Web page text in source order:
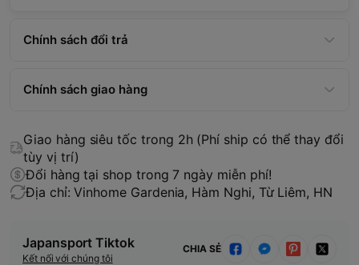
Chính sách đổi trả
Chính sách giao hàng
Giao hàng siêu tốc trong 2h (Phí ship có thể thay đổi
tùy vị trí)
Đổi hàng tại shop trong 7 ngày miễn phí!
Địa chỉ: Vinhome Gardenia, Hàm Nghi, Từ Liêm, HN
Japansport Tiktok
Kết nối với chúng tôi
CHIA SẺ